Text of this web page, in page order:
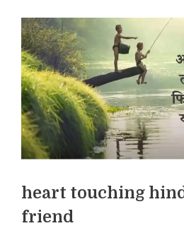
heart touching
friend